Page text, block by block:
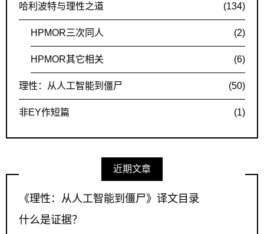
哈利波特与理性之道 (134)
HPMOR三次同人 (2)
HPMOR其它相关 (6)
理性：从人工智能到僵尸 (50)
非EY作短篇 (1)
近期文章
《理性：从人工智能到僵尸》译文目录
什么是证据？